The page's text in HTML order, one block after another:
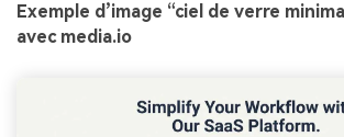
Exemple d’image “ciel de verre
avec media.io